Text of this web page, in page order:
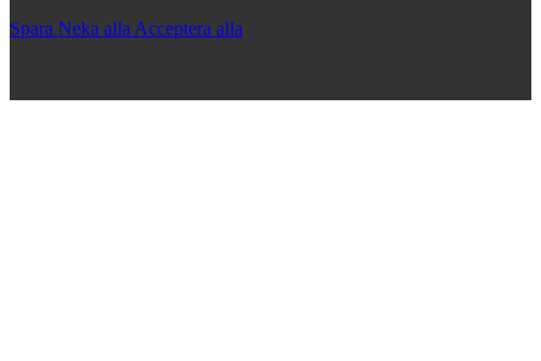
Spara Neka allaAcceptera alla